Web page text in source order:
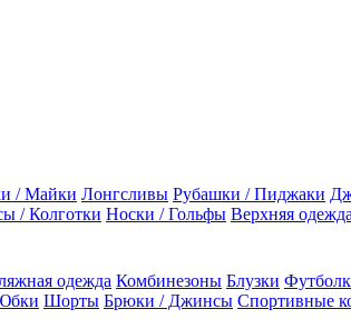
/ Майки Лонгсливы Рубашки / Пиджаки
/ Колготки Носки / Гольфы Верхняя одежда
одежда Комбинезоны Блузки
Шорты Брюки / Джинсы Спортивные